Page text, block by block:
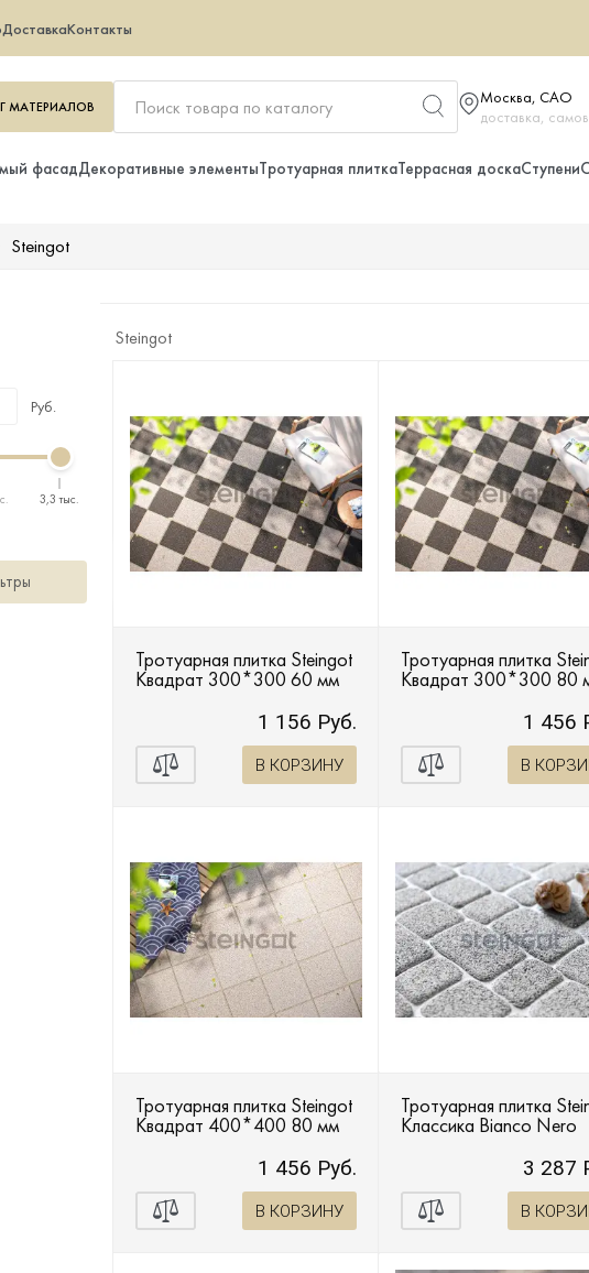
ДоставкаКонтакты
МАТЕРИАЛОВ
Москва, САО
доставка,
фасадДекоративные элементыТротуарная плиткаТеррасная доскаСтупени
Steingot
Руб.
3,3 тыс.
Steingot
Тротуарная плитка Steingot
Квадрат 300*300 60 мм
1 156 Руб.
В КОРЗИНУ
Тротуарная плитка
Квадрат 300*300 80
1 456
В
Тротуарная плитка Steingot
Квадрат 400*400 80 мм
1 456 Руб.
В КОРЗИНУ
Тротуарная плитка
Классика Bianco Nero
3 287
В